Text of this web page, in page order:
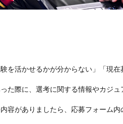
を活かせるかが分からない」「現
た際に、選考に関する情報やカジュ
容がありましたら、応募フォーム